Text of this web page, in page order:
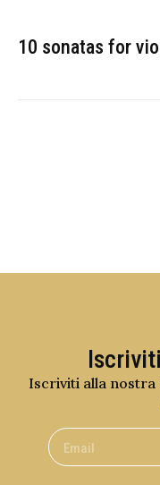
10 sonatas for
Iscriviti alla